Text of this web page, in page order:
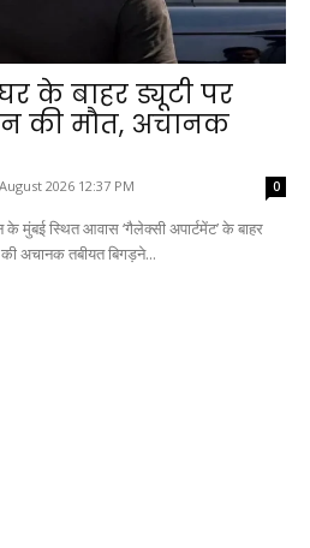
के बाहर ड्यूटी पर
की मौत, अचानक
2026 12:37 PM 0
मुंबई स्थित आवास ‘गैलेक्सी अपार्टमेंट’ के बाहर
अचानक तबीयत बिगड़ने...